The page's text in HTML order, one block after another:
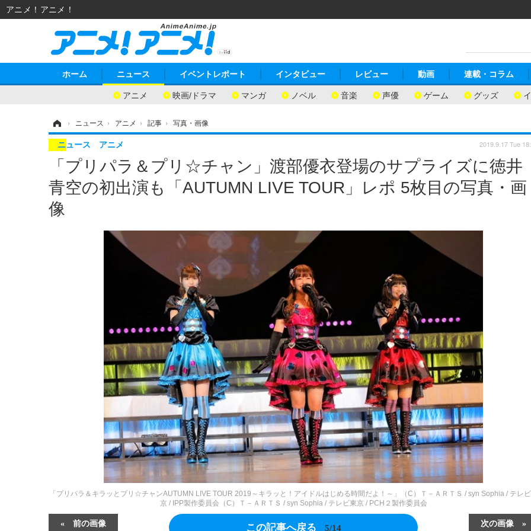
ホーム ニュース
アニメ 映画/ドラマ マンガ ノベル 音楽 声優 ゲーム グッズ
イベントレポート インタビュー レビュー 動画 連載・コラム
› ニュース › アニメ › 記事 › 写真・画像
「プリパラ＆プリ☆チャン」渡部優衣登場のサプライズに徳井
青空の初出演も「AUTUMN LIVE TOUR」レポ 5枚目の写真・画
像
ニュース アニメ 2019.9.17 Tue
「プリパラ＆キラッとプリ☆チャンAUTUMN LIVE TOUR 2019～キラッと！アイドルはじめる時間だよ！～」（C）Ｔ－ＡＲＴＳ / syn Sophia / テレ
京 / IPP製作委員会（C）Ｔ－ＡＲＴＳ / syn Sophia / テレビ東京 / PCH２製作委員会
前の画像 次の画像
この記事へ戻る 5/14
アニメ！アニメ！